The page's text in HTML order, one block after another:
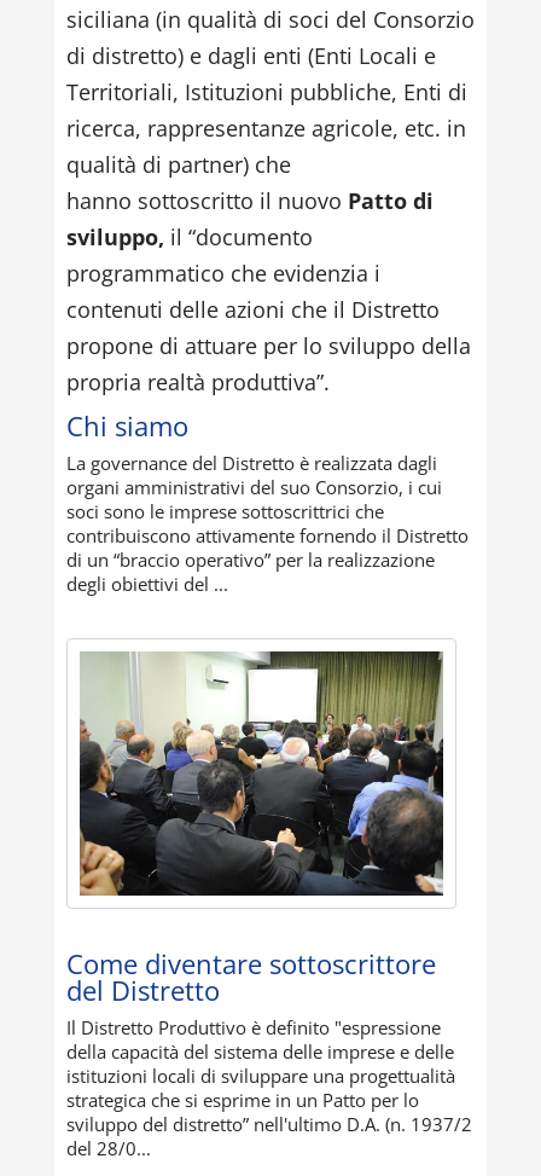
siciliana (in qualità di soci del Consorzio
di distretto) e dagli enti (Enti Locali e
Territoriali, Istituzioni pubbliche, Enti di
ricerca, rappresentanze agricole, etc. in
qualità di partner) che
hanno sottoscritto il nuovo Patto di
sviluppo, il “documento
programmatico che evidenzia i
contenuti delle azioni che il Distretto
propone di attuare per lo sviluppo della
propria realtà produttiva”.
Chi siamo
La governance del Distretto è realizzata dagli
organi amministrativi del suo Consorzio, i cui
soci sono le imprese sottoscrittrici che
contribuiscono attivamente fornendo il Distretto
di un “braccio operativo” per la realizzazione
degli obiettivi del ...
Come diventare sottoscrittore
del Distretto
Il Distretto Produttivo è definito "espressione
della capacità del sistema delle imprese e delle
istituzioni locali di sviluppare una progettualità
strategica che si esprime in un Patto per lo
sviluppo del distretto” nell'ultimo D.A. (n. 1937/2
del 28/0...